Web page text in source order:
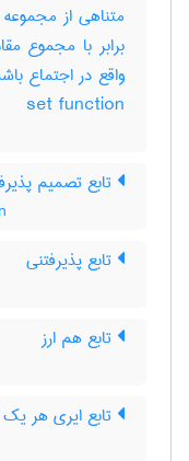
متناهی از
برابر با مجموع
set function
تابع تصمیم
تابع پذیرفتنی
تابع هم ارز
تابع ایری هر یک